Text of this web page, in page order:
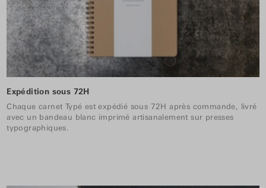
Expédition sous 72H
Chaque carnet Typé est expédié sous 72H après commande, livré
avec un bandeau blanc imprimé artisanalement sur presses
typographiques.